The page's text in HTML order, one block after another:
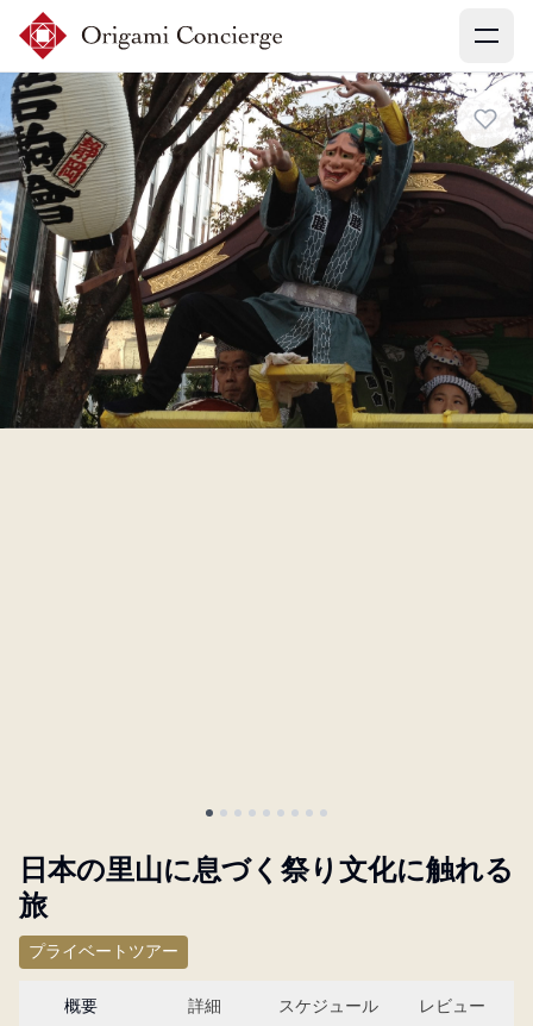
Menu
員登録
グイン
体験を探す
予約確認
日本の里山に息づく祭り文化に触れる
旅
プライベートツアー
概要 詳細 スケジュール レビュー